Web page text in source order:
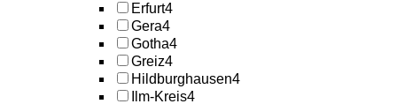
Erfurt4
Gera4
Gotha4
Greiz4
Hildburghausen4
Ilm-Kreis4